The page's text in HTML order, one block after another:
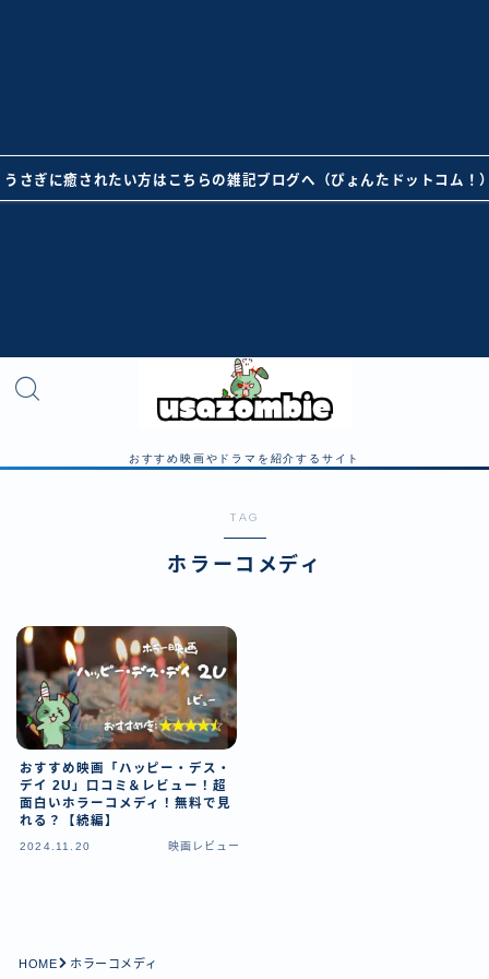
うさぎに癒されたい方はこちらの雑記ブログへ（ぴょんたドットコム！
おすすめ映画やドラマを紹介するサイト
TAG
ホラーコメディ
おすすめ映画「ハッピー・デス・
デイ 2U」口コミ＆レビュー！超
面白いホラーコメディ！無料で見
れる？【続編】
2024.11.20 映画レビュー
HOME ホラーコメディ